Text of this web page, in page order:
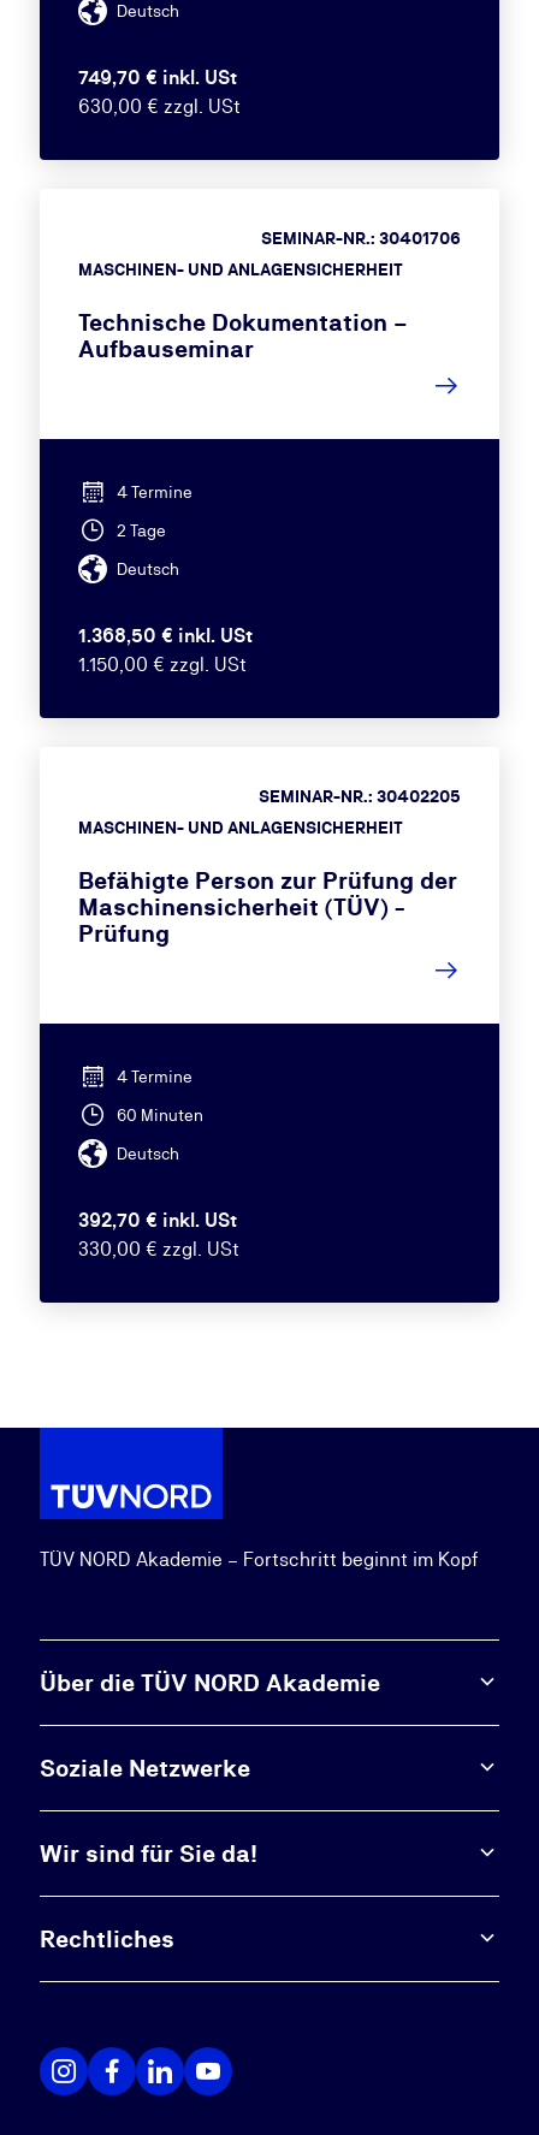
Deutsch
749,70 € inkl. USt
630,00 € zzgl. USt
MASCHINEN- UND ANLAGENSICHERHEIT
SEMINAR-NR.: 30401706
Technische Dokumentation –
Aufbauseminar
4 Termine
2 Tage
Deutsch
1.368,50 € inkl. USt
1.150,00 € zzgl. USt
MASCHINEN- UND ANLAGENSICHERHEIT
SEMINAR-NR.: 30402205
Befähigte Person zur Prüfung der
Maschinensicherheit (TÜV) -
Prüfung
4 Termine
60 Minuten
Deutsch
392,70 € inkl. USt
330,00 € zzgl. USt
TÜV NORD Akademie – Fortschritt beginnt im Kopf
Über die TÜV NORD Akademie
Soziale Netzwerke
Wir sind für Sie da!
Rechtliches